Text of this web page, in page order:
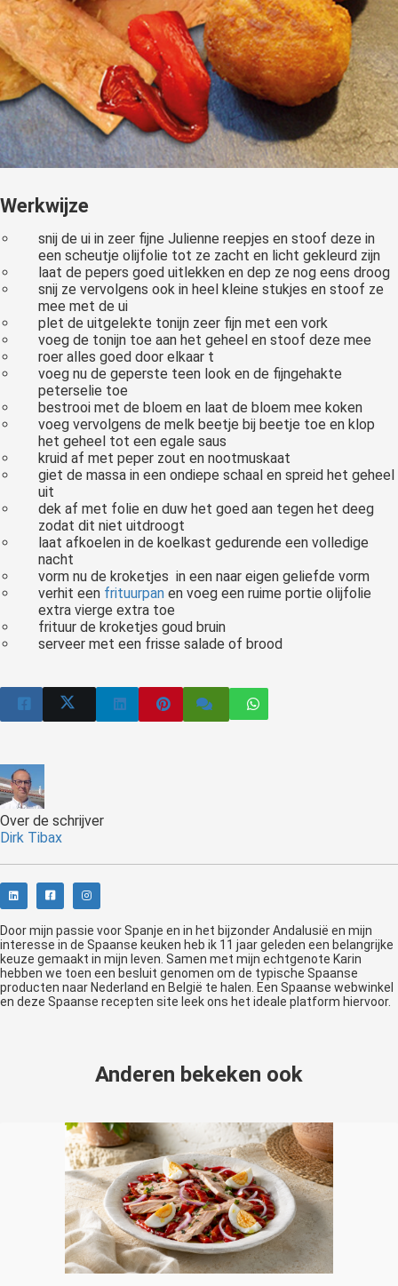
Werkwijze
snij de ui in zeer fijne Julienne reepjes en stoof deze in
een scheutje olijfolie tot ze zacht en licht gekleurd zijn
laat de pepers goed uitlekken en dep ze nog eens droog
snij ze vervolgens ook in heel kleine stukjes en stoof ze
mee met de ui
plet de uitgelekte tonijn zeer fijn met een vork
voeg de tonijn toe aan het geheel en stoof deze mee
roer alles goed door elkaar t
voeg nu de geperste teen look en de fijngehakte
peterselie toe
bestrooi met de bloem en laat de bloem mee koken
voeg vervolgens de melk beetje bij beetje toe en klop
het geheel tot een egale saus
kruid af met peper zout en nootmuskaat
giet de massa in een ondiepe schaal en spreid het geheel
uit
dek af met folie en duw het goed aan tegen het deeg
zodat dit niet uitdroogt
laat afkoelen in de koelkast gedurende een volledige
nacht
vorm nu de kroketjes in een naar eigen geliefde vorm
verhit een frituurpan en voeg een ruime portie olijfolie
extra vierge extra toe
frituur de kroketjes goud bruin
serveer met een frisse salade of brood
Over de schrijver
Dirk Tibax
Door mijn passie voor Spanje en in het bijzonder Andalusië en mijn
interesse in de Spaanse keuken heb ik 11 jaar geleden een belangrijke
keuze gemaakt in mijn leven. Samen met mijn echtgenote Karin
hebben we toen een besluit genomen om de typische Spaanse
producten naar Nederland en België te halen. Een Spaanse webwinkel
en deze Spaanse recepten site leek ons het ideale platform hiervoor.
Anderen bekeken ook